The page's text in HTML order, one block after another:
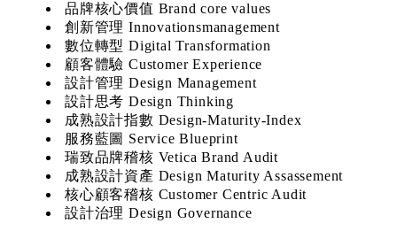
品牌核心價值 Brand core values
創新管理 Innovationsmanagement
數位轉型 Digital Transformation
顧客體驗 Customer Experience
設計管理 Design Management
設計思考 Design Thinking
成熟設計指數 Design-Maturity-Index
服務藍圖 Service Blueprint
瑞致品牌稽核 Vetica Brand Audit
成熟設計資產 Design Maturity Assassement
核心顧客稽核 Customer Centric Audit
設計治理 Design Governance